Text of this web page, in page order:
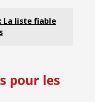
La liste fiable
pour les